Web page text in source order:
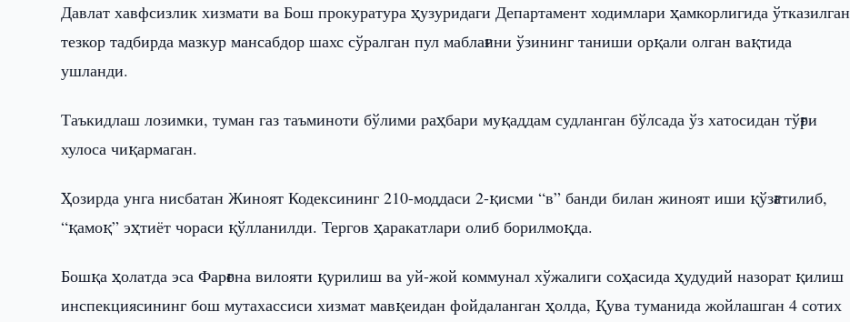
Давлат хавфсизлик хизмати ва Бош прокуратура ҳузуридаги Департамент ходимлари ҳамкорлигида ўтказилган
тезкор тадбирда мазкур мансабдор шахс сўралган пул маблағини ўзининг таниши орқали олган вақтида
ушланди.
Таъкидлаш лозимки, туман газ таъминоти бўлими раҳбари муқаддам судланган бўлсада ўз хатосидан тўғри
хулоса чиқармаган.
Ҳозирда унга нисбатан Жиноят Кодексининг 210-моддаси 2-қисми “в” банди билан жиноят иши қўзғатилиб,
“қамоқ” эҳтиёт чораси қўлланилди. Тергов ҳаракатлари олиб борилмоқда.
Бошқа ҳолатда эса Фарғона вилояти қурилиш ва уй-жой коммунал хўжалиги соҳасида ҳудудий назорат қилиш
инспекциясининг бош мутахассиси хизмат мавқеидан фойдаланган ҳолда, Қува туманида жойлашган 4 сотих